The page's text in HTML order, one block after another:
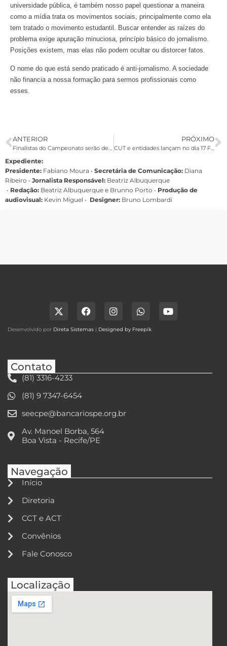
universidade pública, é também nosso papel questionar a maneira
como a mídia trata os movimentos sociais, principalmente como ela
tem tratado o movimento estudantil. Buscar entender as raízes do
problema exige apuração minuciosa, princípio básico do jornalismo.
Posições existem, mas elas não podem ocultar ou distorcer fatos.
O nome do que está sendo praticado é anti-jornalismo. A sociedade
não financia a nossa formação para sermos profissionais como
esses.
ANTERIOR PRÓXIMO
CUT e entidades lançam no dia 17 Fórum de Combate à Terceirização
Expediente:
Presidente: Fabiano Moura • Secretária de Comunicação: Diana
Ribeiro • Jornalista Responsável: Beatriz Albuquerque
• Redação: Beatriz Albuquerque e Brunno Porto • Produção de
audiovisual: Kevin Miguel • Designer: Bruno Lombardi
Desenvolvido por Direta Sistemas | Designed by Freepik.
Contato
(81) 3316-4233
(81) 9 7347-6454
seecpe@bancariospe.org.br
Av. Manoel Borba, 564
Boa Vista - Recife/PE
Navegação
Início
Diretoria
CCT e ACT
Convênios
Fale Conosco
Localização